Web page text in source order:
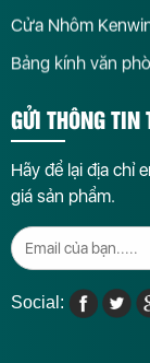
Cửa Nhôm
Bảng kính văn
GỬI THÔNG TIN
Hãy để lại địa chỉ
giá sản phẩm.
Social: